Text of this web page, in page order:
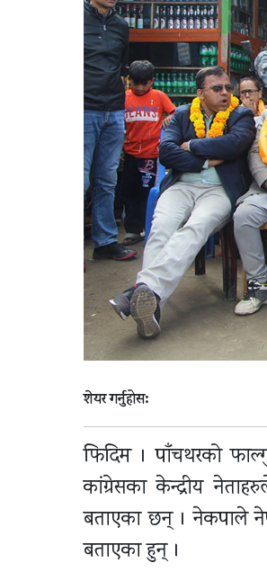
शेयर गर्नुहोस:
फिदिम । पाँचथरको
कांग्रेसका केन्द्रीय
बताएका छन् । नेकपाले
बताएका हुन् ।